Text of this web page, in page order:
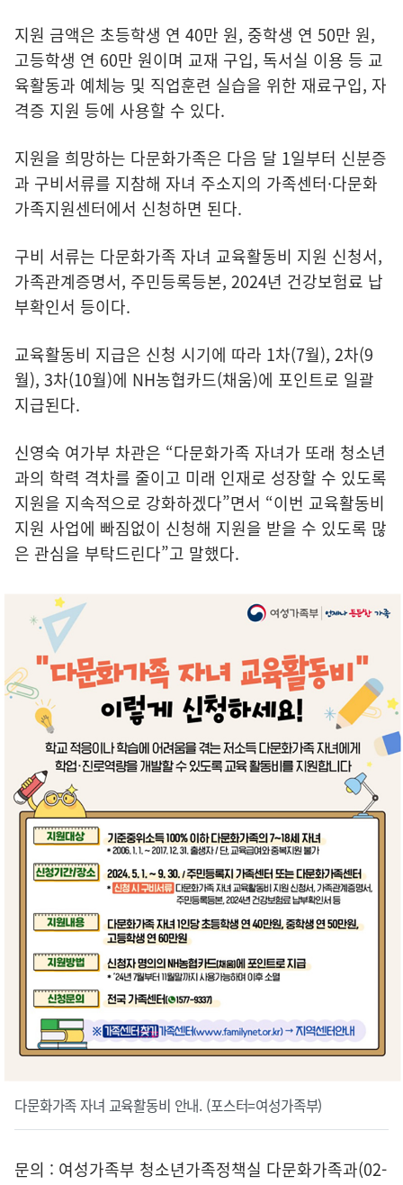
지원 금액은 초등학생 연 40만 원, 중학생 연 50만 원,
고등학생 연 60만 원이며 교재 구입, 독서실 이용 등 교
육활동과 예체능 및 직업훈련 실습을 위한 재료구입, 자
격증 지원 등에 사용할 수 있다.
지원을 희망하는 다문화가족은 다음 달 1일부터 신분증
과 구비서류를 지참해 자녀 주소지의 가족센터·다문화
가족지원센터에서 신청하면 된다.
구비 서류는 다문화가족 자녀 교육활동비 지원 신청서,
가족관계증명서, 주민등록등본, 2024년 건강보험료 납
부확인서 등이다.
교육활동비 지급은 신청 시기에 따라 1차(7월), 2차(9
월), 3차(10월)에 NH농협카드(채움)에 포인트로 일괄
지급된다.
신영숙 여가부 차관은 “다문화가족 자녀가 또래 청소년
과의 학력 격차를 줄이고 미래 인재로 성장할 수 있도록
지원을 지속적으로 강화하겠다”면서 “이번 교육활동비
지원 사업에 빠짐없이 신청해 지원을 받을 수 있도록 많
은 관심을 부탁드린다”고 말했다.
다문화가족 자녀 교육활동비 안내. (포스터=여성가족부)
문의 : 여성가족부 청소년가족정책실 다문화가족과(02-